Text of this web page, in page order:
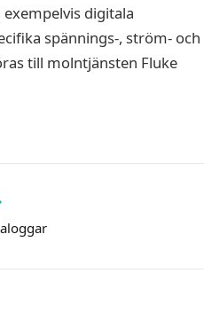
digitala
spännings-, ström- och
till molntjänsten Fluke